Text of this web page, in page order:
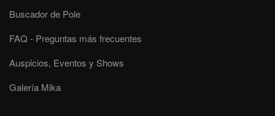
Buscador de Pole
FAQ - Preguntas más frecuentes
Auspicios, Eventos y Shows
Galería Mika